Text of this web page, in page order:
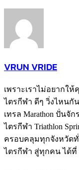
VRUN VRIDE
เพราะเราไม่อยากใ
ไตรกีฬา ดีๆ วิ่งไหนกั
เทรล Marathon ปั่น
ไตรกีฬา Triathlon
ครอบคลุมทุกจังหวัดทั่
ไตรกีฬา สู่ทุกคน ได้ที่